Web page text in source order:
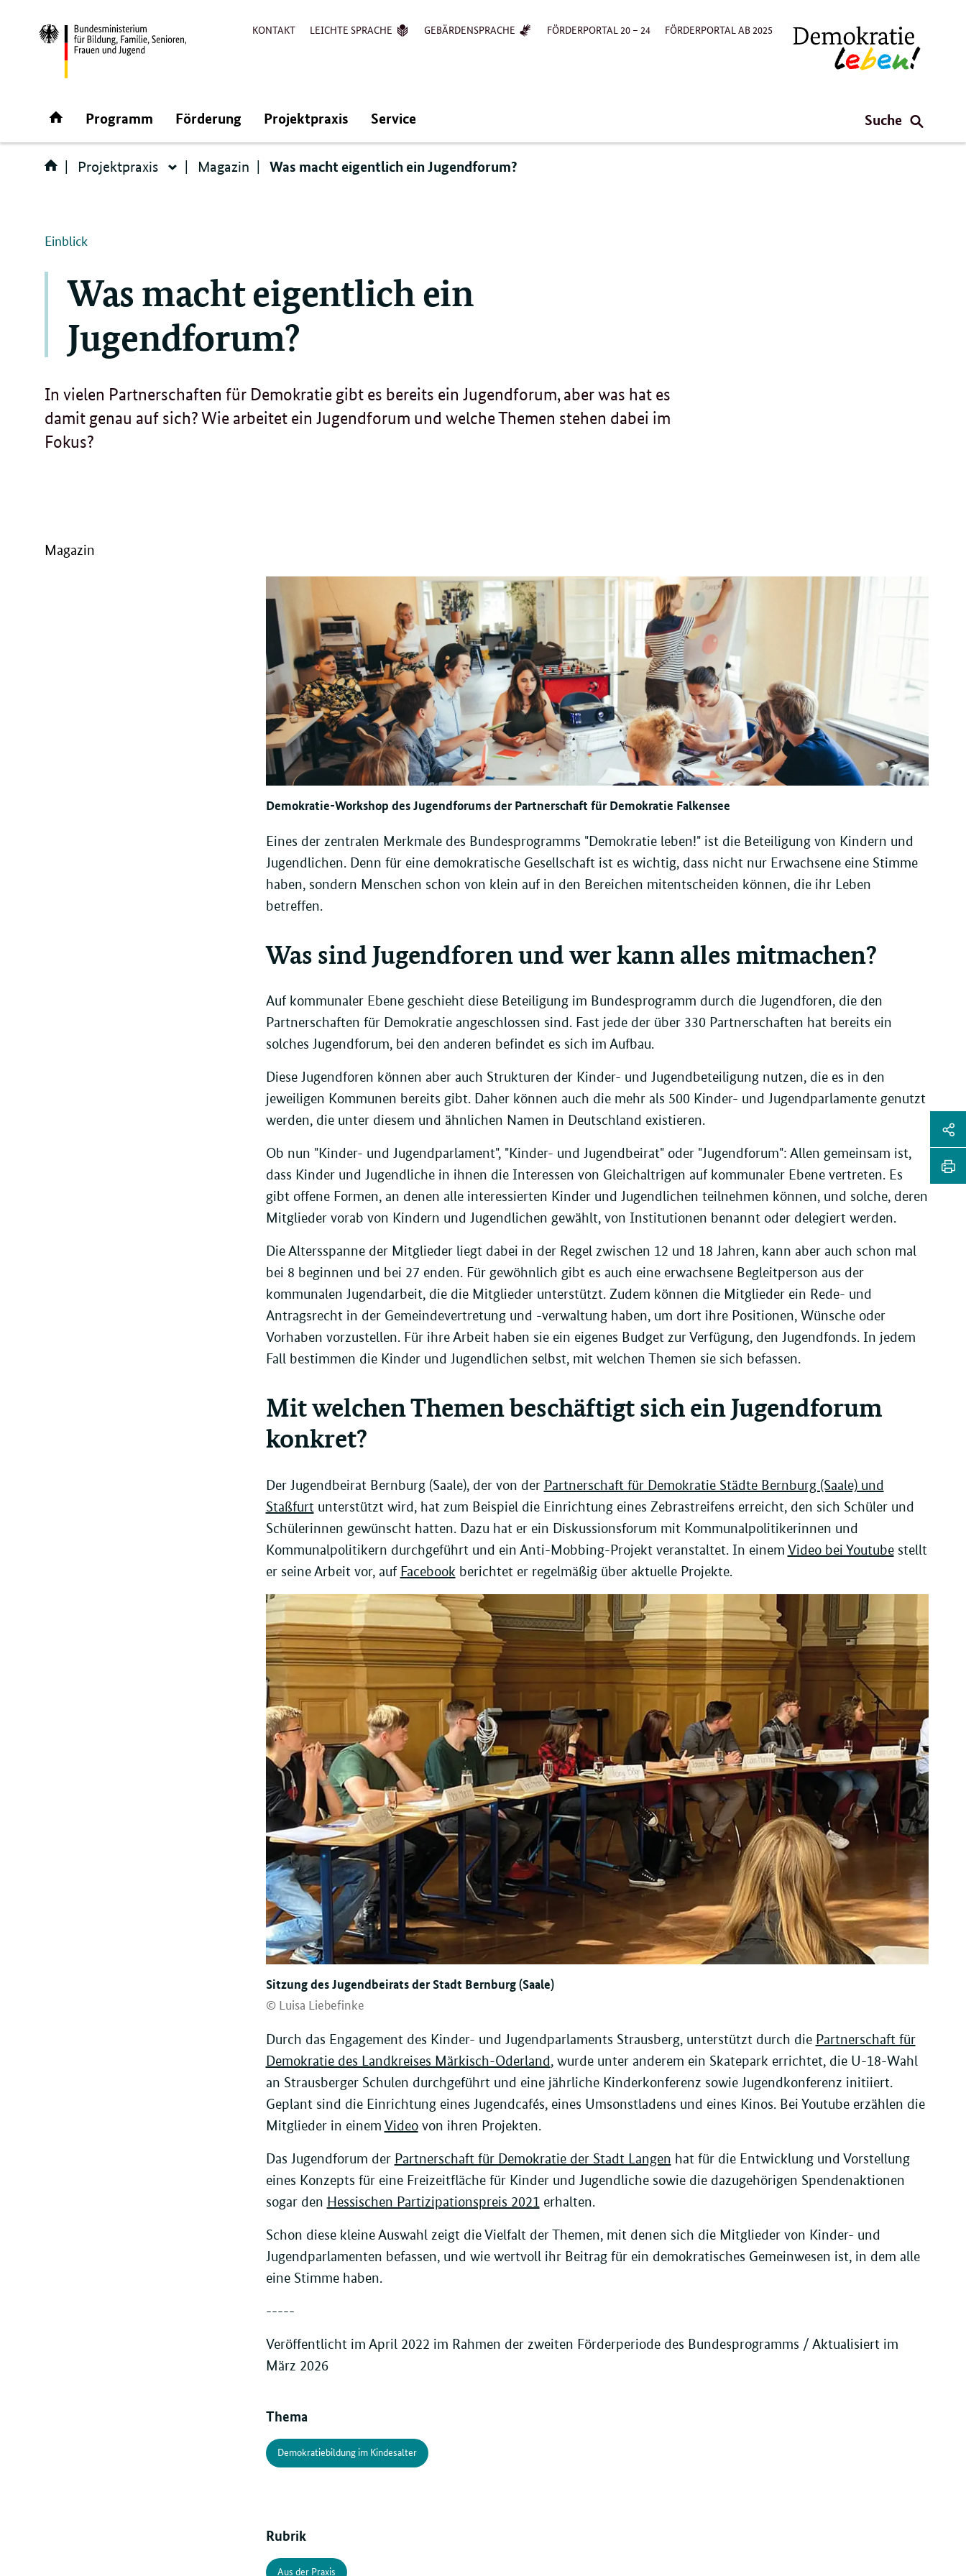
Direktlink:
KONTAKT LEICHTE SPRACHE GEBÄRDENSPRACHE FÖRDERPORTAL 20 – 24 FÖRDERPORTAL AB 2025
Startseite
Programm Förderung Projektpraxis Service Suche
Projektpraxis Projektpraxis
Magazin Was macht eigentlich ein Jugendforum?
Einblick
Was macht eigentlich ein
Jugendforum?
Magazin
In vielen Partnerschaften für Demokratie gibt es bereits ein Jugendforum, aber was hat es
damit genau auf sich? Wie arbeitet ein Jugendforum und welche Themen stehen dabei im
Fokus?
Demokratie-Workshop des Jugendforums der Partnerschaft für Demokratie Falkensee
Eines der zentralen Merkmale des Bundesprogramms "Demokratie leben!" ist die Beteiligung von Kindern und
Jugendlichen. Denn für eine demokratische Gesellschaft ist es wichtig, dass nicht nur Erwachsene eine Stimme
haben, sondern Menschen schon von klein auf in den Bereichen mitentscheiden können, die ihr Leben
betreffen.
Was sind Jugendforen und wer kann alles mitmachen?
Auf kommunaler Ebene geschieht diese Beteiligung im Bundesprogramm durch die Jugendforen, die den
Partnerschaften für Demokratie angeschlossen sind. Fast jede der über 330 Partnerschaften hat bereits ein
solches Jugendforum, bei den anderen befindet es sich im Aufbau.
Diese Jugendforen können aber auch Strukturen der Kinder- und Jugendbeteiligung nutzen, die es in den
jeweiligen Kommunen bereits gibt. Daher können auch die mehr als 500 Kinder- und Jugendparlamente genutzt
werden, die unter diesem und ähnlichen Namen in Deutschland existieren.
Ob nun "Kinder- und Jugendparlament", "Kinder- und Jugendbeirat" oder "Jugendforum": Allen gemeinsam ist,
dass Kinder und Jugendliche in ihnen die Interessen von Gleichaltrigen auf kommunaler Ebene vertreten. Es
gibt offene Formen, an denen alle interessierten Kinder und Jugendlichen teilnehmen können, und solche, deren
Mitglieder vorab von Kindern und Jugendlichen gewählt, von Institutionen benannt oder delegiert werden.
Die Altersspanne der Mitglieder liegt dabei in der Regel zwischen 12 und 18 Jahren, kann aber auch schon mal
bei 8 beginnen und bei 27 enden. Für gewöhnlich gibt es auch eine erwachsene Begleitperson aus der
kommunalen Jugendarbeit, die die Mitglieder unterstützt. Zudem können die Mitglieder ein Rede- und
Antragsrecht in der Gemeindevertretung und -verwaltung haben, um dort ihre Positionen, Wünsche oder
Vorhaben vorzustellen. Für ihre Arbeit haben sie ein eigenes Budget zur Verfügung, den Jugendfonds. In jedem
Fall bestimmen die Kinder und Jugendlichen selbst, mit welchen Themen sie sich befassen.
Mit welchen Themen beschäftigt sich ein Jugendforum
konkret?
Der Jugendbeirat Bernburg (Saale), der von der Partnerschaft für Demokratie Städte Bernburg (Saale) und
Staßfurtunterstützt wird, hat zum Beispiel die Einrichtung eines Zebrastreifens erreicht, den sich Schüler und
Schülerinnen gewünscht hatten. Dazu hat er ein Diskussionsforum mit Kommunalpolitikerinnen und
Kommunalpolitikern durchgeführt und ein Anti-Mobbing-Projekt veranstaltet. In einem Video bei Youtubestellt
er seine Arbeit vor, auf Facebook berichtet er regelmäßig über aktuelle Projekte.
Sitzung des Jugendbeirats der Stadt Bernburg (Saale)
© Luisa Liebefinke
Durch das Engagement des Kinder- und Jugendparlaments Strausberg, unterstützt durch die Partnerschaft für
Demokratie des Landkreises Märkisch-Oderland, wurde unter anderem ein Skatepark errichtet, die U-18-Wahl
an Strausberger Schulen durchgeführt und eine jährliche Kinderkonferenz sowie Jugendkonferenz initiiert.
Geplant sind die Einrichtung eines Jugendcafés, eines Umsonstladens und eines Kinos. Bei Youtube erzählen die
Mitglieder in einem Videovon ihren Projekten.
Das Jugendforum der Partnerschaft für Demokratie der Stadt Langen hat für die Entwicklung und Vorstellung
eines Konzepts für eine Freizeitfläche für Kinder und Jugendliche sowie die dazugehörigen Spendenaktionen
sogar den Hessischen Partizipationspreis 2021erhalten.
Schon diese kleine Auswahl zeigt die Vielfalt der Themen, mit denen sich die Mitglieder von Kinder- und
Jugendparlamenten befassen, und wie wertvoll ihr Beitrag für ein demokratisches Gemeinwesen ist, in dem alle
eine Stimme haben.
-----
Veröffentlicht im April 2022 im Rahmen der zweiten Förderperiode des Bundesprogramms / Aktualisiert im
März 2026
Thema
Demokratiebildung im Kindesalter
Rubrik
Aus der Praxis